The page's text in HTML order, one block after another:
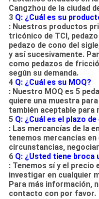
Cangzhou de la ciudad
3 Q: ¿Cuál es su
: Nuestros productos
tricónico de TCI,
pedazo de cono del
y así sucesivamente.
como pedazos de
según su demanda.
4 Q: ¿Cuál es su MOQ?
: Nuestro MOQ es 5
quiere una muestra
también aceptable para
5 Q: ¿Cuál es el plazo
: Las mercancías de la
tenemos mercancías
circunstancias,
6 Q: ¿Usted tiene broca
: Tenemos sí y el precio
investigar en cualquier
Para más información,
contacto con por favor.